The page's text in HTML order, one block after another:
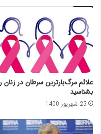
علائم مرگ‌بارترین سرطان در زنان
بشناسید
25 شهریور 1400